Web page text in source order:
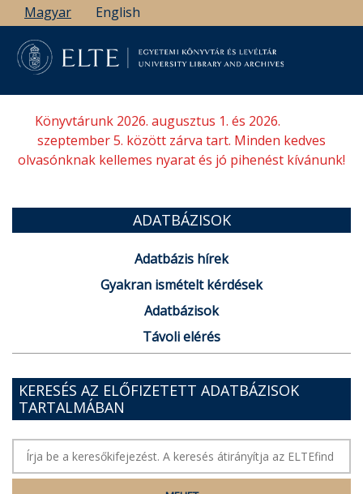
Ugrás
a
tartalomra
Magyar English
Könyvtárunk 2026. augusztus 1. és 2026.
szeptember 5. között zárva tart. Minden kedves
olvasónknak kellemes nyarat és jó pihenést kívánunk!
ADATBÁZISOK
Adatbázis hírek
Gyakran ismételt kérdések
Adatbázisok
Távoli elérés
KERESÉS AZ ELŐFIZETETT ADATBÁZISOK
TARTALMÁBAN